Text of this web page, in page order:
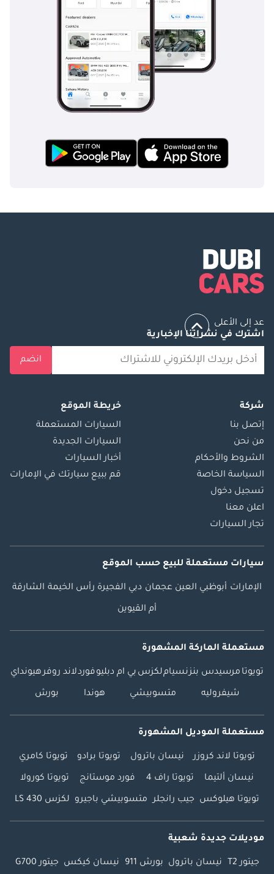
عد إلى الأعلى
اشترك في نشراتنا الإخبارية
انضم
شركة
إتصل بنا
من نحن
الشروط والأحكام
السياسة الخاصة
تسجيل دخول
اعلن معنا
تجار السيارات
خريطة الموقع
السيارات المستعملة
السيارات الجديدة
أخبار السيارات
قم ببيع سيارتك في الإمارات
سيارات مستعملة للبيع حسب الموقع
الإمارات أبوظبي العين عجمان دبي الفجيرة رأس الخيمة الشارقة
أم القيوين
مستعملة الماركة المشهورة
تويوتا مرسيدس بنزنسياملكزس بي ام دبليوفوردلاند روفرهيونداي
شيفروليه متسوبيشي هوندا بورش
مستعملة الموديل المشهورة
تويوتا لاند كروزر نيسان باترول تويوتا برادو تويوتا كامري
نيسان ألتيما تويوتا راف 4 فورد موستانج تويوتا كورولا
تويوتا هيلوكس جيب رانجلر متسوبيشي باجيرو لكزس LS 430
موديلات جديدة شعبية
جيتور T2 نيسان باترول بورش 911 نيسان كيكس جيتور G700